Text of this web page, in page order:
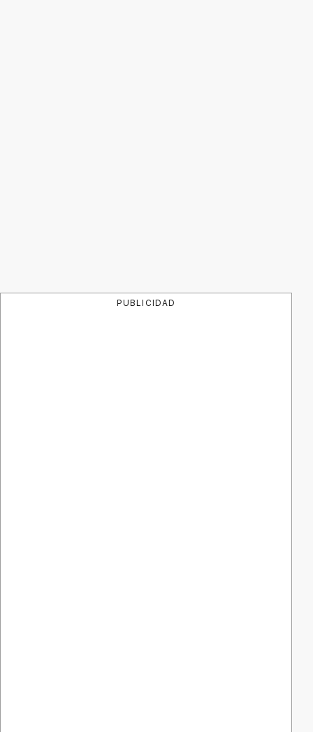
PUBLICIDAD